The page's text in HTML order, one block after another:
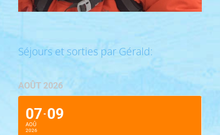
Séjours et sorties par Gérald:
AOÛT 2026
07
AOÛ
2026
09